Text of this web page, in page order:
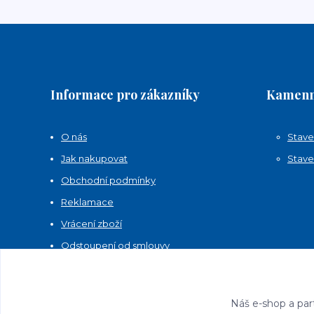
Informace pro zákazníky
O nás
Jak nakupovat
Obchodní podmínky
Reklamace
Vrácení zboží
Odstoupení od smlouvy
Náš e-shop a